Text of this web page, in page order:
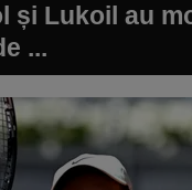
și Lukoil au
...